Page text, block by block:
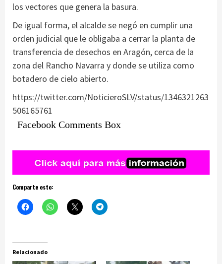
los vectores que genera la basura.
De igual forma, el alcalde se negó en cumplir una
orden judicial que le obligaba a cerrar la planta de
transferencia de desechos en Aragón, cerca de la
zona del Rancho Navarra y donde se utiliza como
botadero de cielo abierto.
https://twitter.com/NoticieroSLV/status/1346321263
506165761
Facebook Comments Box
Comparte esto:
Relacionado